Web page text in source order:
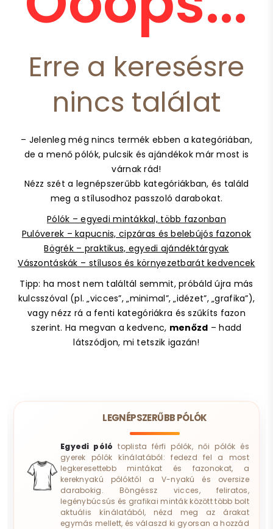
Erre a keresésre
nincs találat
– Jelenleg még nincs termék ebben a kategóriában,
de a menő pólók, pulcsik és ajándékok már most is
várnak rád!
Nézz szét a legnépszerűbb kategóriákban, és találd
meg a stílusodhoz passzoló darabokat.
Pólók – egyedi mintákkal, több fazonban
Pulóverek – kapucnis, cipzáras és belebújós fazonok
Bögrék – praktikus, egyedi ajándéktárgyak
Vászontáskák – stílusos és környezetbarát kedvencek
Tipp: ha most nem találtál semmit, próbáld újra más
kulcsszóval (pl. „vicces”, „minimal”, „idézet”, „grafika”),
vagy nézz rá a fenti kategóriákra és szűkíts fazon
szerint. Ha megvan a kedvenc, menőzd – hadd
látszódjon, mi tetszik igazán!
LEGNÉPSZERŰBB PÓLÓK
Egyedi póló toplista férfi pólók, női pólók és
gyerek pólók kínálatából: fedezd fel a most
legkeresettebb mintákat és fazonokat, a
kereknyakú pólóktól a V-nyakú és oversize
darabokig. Böngéssz vicces, feliratos,
legénybúcsús és grafikai minták között több bolt
aktuális kínálatából, nézd meg az árakat
egymás mellett, és válaszd ki gyorsan a hozzád